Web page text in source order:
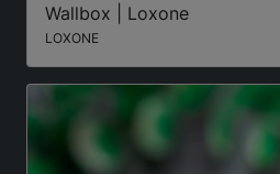
Wallbox | Loxone
LOXONE